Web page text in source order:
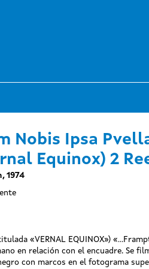
Nobis Ipsa
Equinox) 2
1974
«VERNAL EQUINOX»)
en relación con el encuadre. Se
con marcos en el fotograma